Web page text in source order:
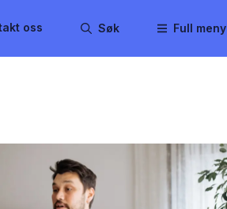
oss Søk Full meny